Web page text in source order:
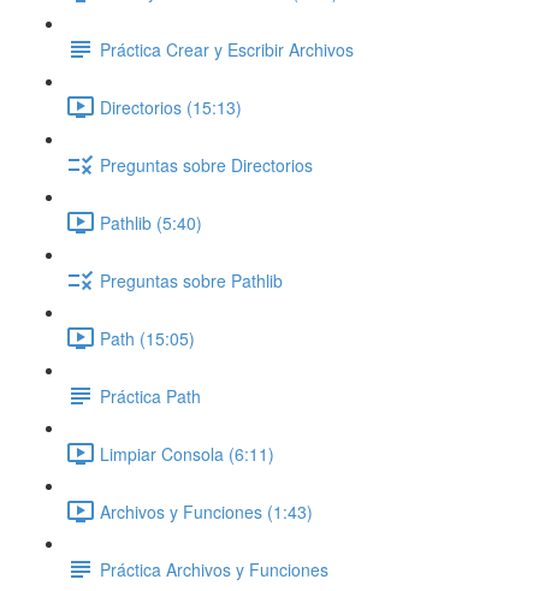
Práctica Crear y Escribir Archivos
Directorios (15:13)
Preguntas sobre Directorios
Pathlib (5:40)
Preguntas sobre Pathlib
Path (15:05)
Práctica Path
Limpiar Consola (6:11)
Archivos y Funciones (1:43)
Práctica Archivos y Funciones